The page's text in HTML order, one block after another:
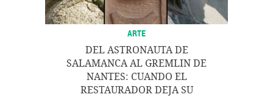
ARTE
DEL ASTRONAUTA DE
SALAMANCA AL GREMLIN DE
NANTES: CUANDO EL
RESTAURADOR DEJA SU